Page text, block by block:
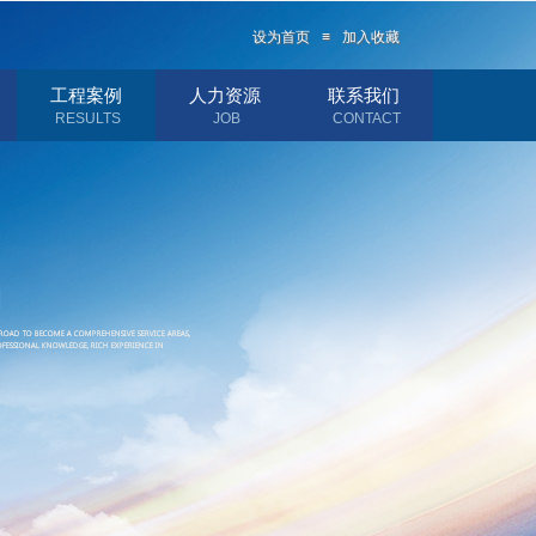
设为首页 ≡ 加入收藏
设为首页 ≡ 加入收藏
工程案例 人力资源 联系我们
RESULTS JOB CONTACT